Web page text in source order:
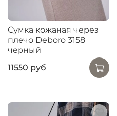
Сумка кожаная через
плечо Deboro 3158
черный
11550 руб